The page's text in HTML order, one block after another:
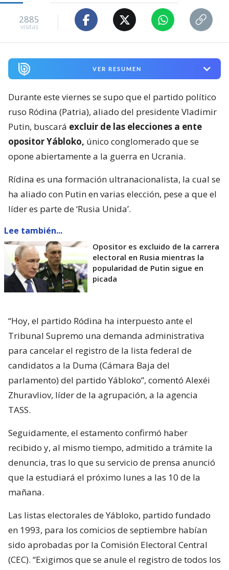
2885
visitas
VER RESUMEN
Durante este viernes se supo que el partido político
ruso Ródina (Patria), aliado del presidente Vladimir
Putin, buscará excluir de las elecciones a ente
opositor Yábloko, único conglomerado que se
opone abiertamente a la guerra en Ucrania.
Rídina es una formación ultranacionalista, la cual se
ha aliado con Putin en varias elección, pese a que el
líder es parte de ‘Rusia Unida’.
Lee también...
Opositor es excluido de la carrera
electoral en Rusia mientras la
popularidad de Putin sigue en
picada
“Hoy, el partido Ródina ha interpuesto ante el
Tribunal Supremo una demanda administrativa
para cancelar el registro de la lista federal de
candidatos a la Duma (Cámara Baja del
parlamento) del partido Yábloko”, comentó Alexéi
Zhuravliov, líder de la agrupación, a la agencia
TASS.
Seguidamente, el estamento confirmó haber
recibido y, al mismo tiempo, admitido a trámite la
denuncia, tras lo que su servicio de prensa anunció
que la estudiará el próximo lunes a las 10 de la
mañana.
Las listas electorales de Yábloko, partido fundado
en 1993, para los comicios de septiembre habían
sido aprobadas por la Comisión Electoral Central
(CEC). “Exigimos que se anule el registro de todos los